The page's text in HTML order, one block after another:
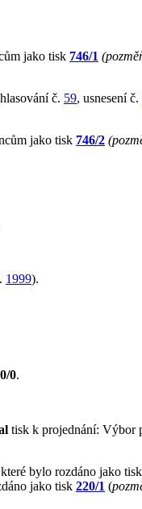
jako tisk 746/1
č. 59, usnesení č.
jako tisk 746/2
1999).
0.
tisk k projednání: Výbor
bylo rozdáno jako tisk
jako tisk 220/1 (